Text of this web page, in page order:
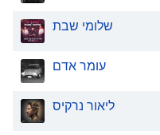
שלומי שבת
עומר אדם
ליאור נרקיס